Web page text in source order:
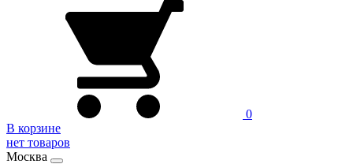
0
В корзине
нет товаров
Москва